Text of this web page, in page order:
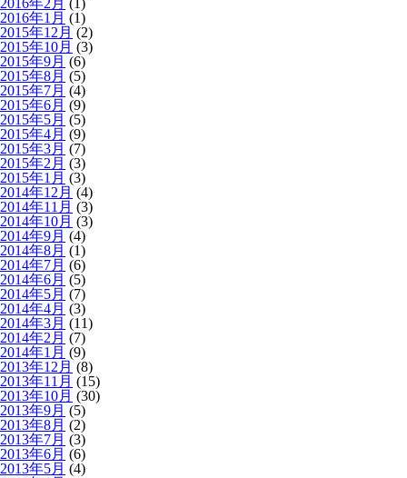
2016年1月 (1)
2015年12月 (2)
2015年10月 (3)
2015年9月 (6)
2015年8月 (5)
2015年7月 (4)
2015年6月 (9)
2015年5月 (5)
2015年4月 (9)
2015年3月 (7)
2015年2月 (3)
2015年1月 (3)
2014年12月 (4)
2014年11月 (3)
2014年10月 (3)
2014年9月 (4)
2014年8月 (1)
2014年7月 (6)
2014年6月 (5)
2014年5月 (7)
2014年4月 (3)
2014年3月 (11)
2014年2月 (7)
2014年1月 (9)
2013年12月 (8)
2013年11月 (15)
2013年10月 (30)
2013年9月 (5)
2013年8月 (2)
2013年7月 (3)
2013年6月 (6)
2013年5月 (4)